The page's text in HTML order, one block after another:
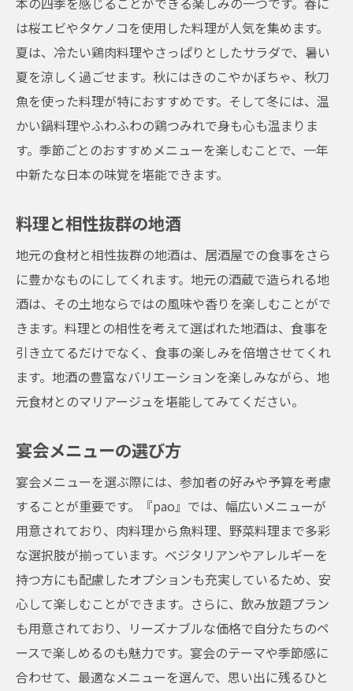
は桜エビやタケノコを使用した料理が人気を集めます。
夏は、冷たい鶏肉料理やさっぱりとしたサラダで、暑い
夏を涼しく過ごせます。秋にはきのこやかぼちゃ、秋刀
魚を使った料理が特におすすめです。そして冬には、温
かい鍋料理やふわふわの鶏つみれで身も心も温まりま
す。季節ごとのおすすめメニューを楽しむことで、一年
中新たな日本の味覚を堪能できます。
料理と相性抜群の地酒
地元の食材と相性抜群の地酒は、居酒屋での食事をさら
に豊かなものにしてくれます。地元の酒蔵で造られる地
酒は、その土地ならではの風味や香りを楽しむことがで
きます。料理との相性を考えて選ばれた地酒は、食事を
引き立てるだけでなく、食事の楽しみを倍増させてくれ
ます。地酒の豊富なバリエーションを楽しみながら、地
元食材とのマリアージュを堪能してみてください。
宴会メニューの選び方
宴会メニューを選ぶ際には、参加者の好みや予算を考慮
することが重要です。『pao』では、幅広いメニューが
用意されており、肉料理から魚料理、野菜料理まで多彩
な選択肢が揃っています。ベジタリアンやアレルギーを
持つ方にも配慮したオプションも充実しているため、安
心して楽しむことができます。さらに、飲み放題プラン
も用意されており、リーズナブルな価格で自分たちのペ
ースで楽しめるのも魅力です。宴会のテーマや季節感に
合わせて、最適なメニューを選んで、思い出に残るひと